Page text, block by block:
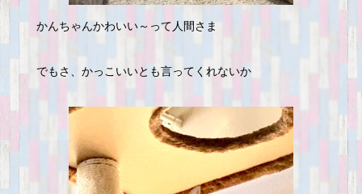
かんちゃんかわいい～って人間さま
でもさ、かっこいいとも言ってくれないか